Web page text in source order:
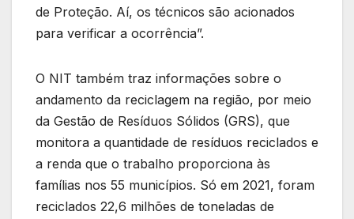
de Proteção. Aí, os técnicos são acionados
para verificar a ocorrência”.
O NIT também traz informações sobre o
andamento da reciclagem na região, por meio
da Gestão de Resíduos Sólidos (GRS), que
monitora a quantidade de resíduos reciclados e
a renda que o trabalho proporciona às
famílias nos 55 municípios. Só em 2021, foram
reciclados 22,6 milhões de toneladas de